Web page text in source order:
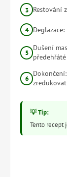
Restování
Dušení
Tento recept